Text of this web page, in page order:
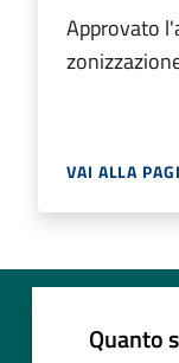
Approvato
VAI ALLA
Quanto